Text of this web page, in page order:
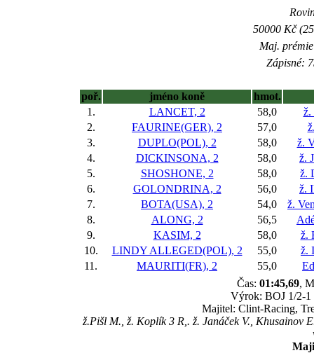
50000 Kč
Maj.
Zápisné:
poř. jméno koně
hmot.
1.
LANCET, 2 58,0
ž.
2.
FAURINE(GER), 2 57,0
3.
DUPLO(POL), 2 58,0
ž.
4.
DICKINSONA, 2 58,0
ž.
5.
SHOSHONE, 2 58,0
ž.
6.
GOLONDRINA, 2 56,0
ž.
7.
BOTA(USA), 2 54,0
ž.
8.
ALONG, 2 56,5
9.
KASIM, 2 58,0
ž.
10.
LINDY ALLEGED(POL), 2 55,0
ž.
11.
MAURITI(FR), 2 55,0
Čas: 01:45,69,
Výrok: BOJ 1/2-1
Majitel: Clint-Racing,
ž.Pišl M., ž. Koplík 3 R,. ž. Janáček V., Khusainov